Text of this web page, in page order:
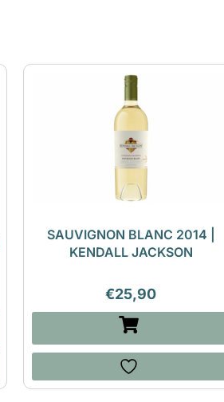
SAUVIGNON BLANC 2014 |
KENDALL JACKSON
€25,90